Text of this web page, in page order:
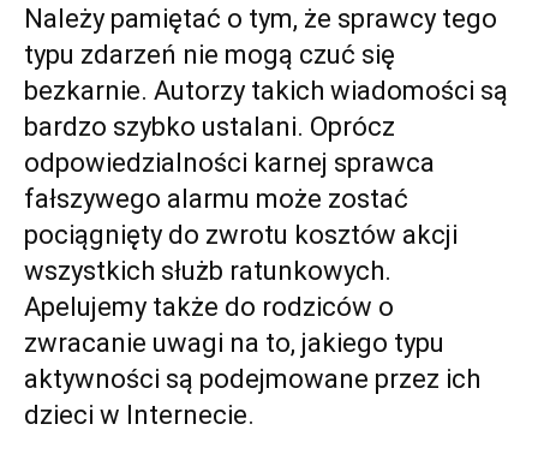
Należy pamiętać o tym, że sprawcy tego
typu zdarzeń nie mogą czuć się
bezkarnie. Autorzy takich wiadomości są
bardzo szybko ustalani. Oprócz
odpowiedzialności karnej sprawca
fałszywego alarmu może zostać
pociągnięty do zwrotu kosztów akcji
wszystkich służb ratunkowych.
Apelujemy także do rodziców o
zwracanie uwagi na to, jakiego typu
aktywności są podejmowane przez ich
dzieci w Internecie.